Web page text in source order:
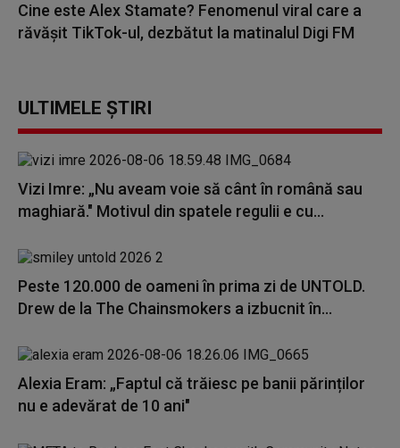
Cine este Alex Stamate? Fenomenul viral care a
răvășit TikTok-ul, dezbătut la matinalul Digi FM
ULTIMELE ȘTIRI
Vizi Imre: „Nu aveam voie să cânt în română sau
maghiară." Motivul din spatele regulii e cu...
Peste 120.000 de oameni în prima zi de UNTOLD.
Drew de la The Chainsmokers a izbucnit în...
Alexia Eram: „Faptul că trăiesc pe banii părinților
nu e adevărat de 10 ani"